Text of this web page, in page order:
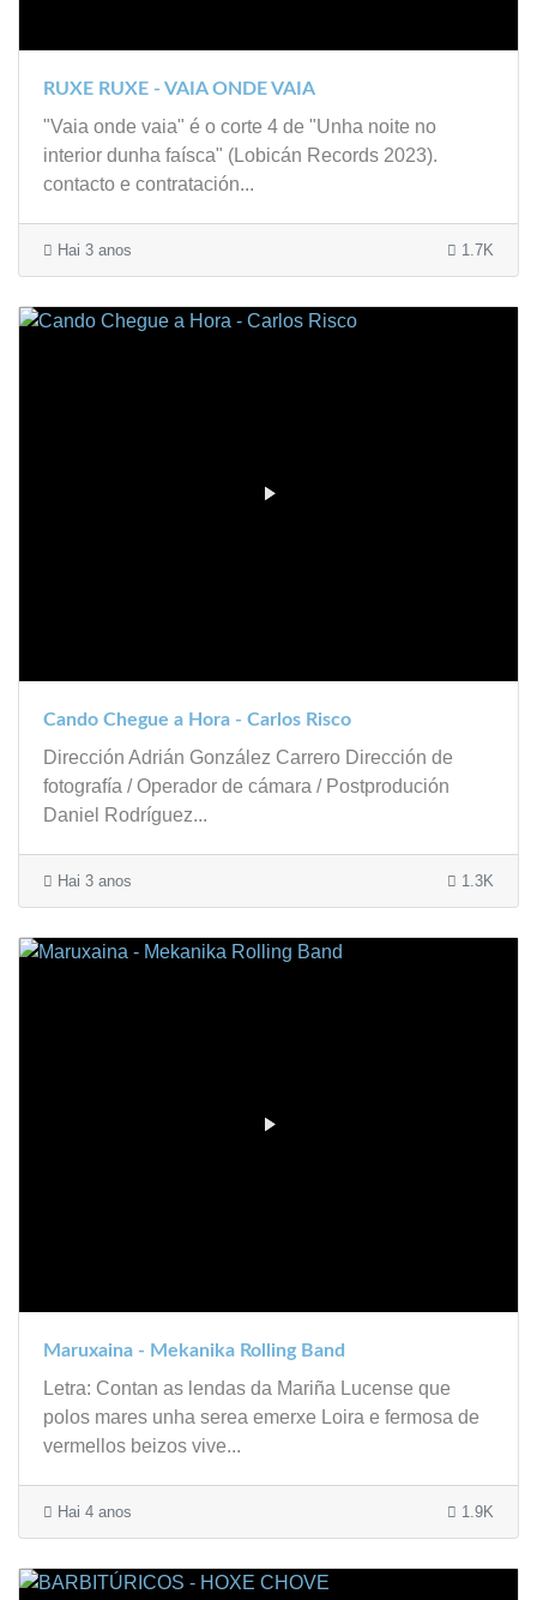
RUXE RUXE - VAIA ONDE VAIA
"Vaia onde vaia" é o corte 4 de "Unha noite no
interior dunha faísca" (Lobicán Records 2023).
contacto e contratación...
Hai 3 anos 1.7K
Cando Chegue a Hora - Carlos Risco
Dirección Adrián González Carrero Dirección de
fotografía / Operador de cámara / Postprodución
Daniel Rodríguez...
Hai 3 anos 1.3K
Maruxaina - Mekanika Rolling Band
Letra: Contan as lendas da Mariña Lucense que
polos mares unha serea emerxe Loira e fermosa de
vermellos beizos vive...
Hai 4 anos 1.9K